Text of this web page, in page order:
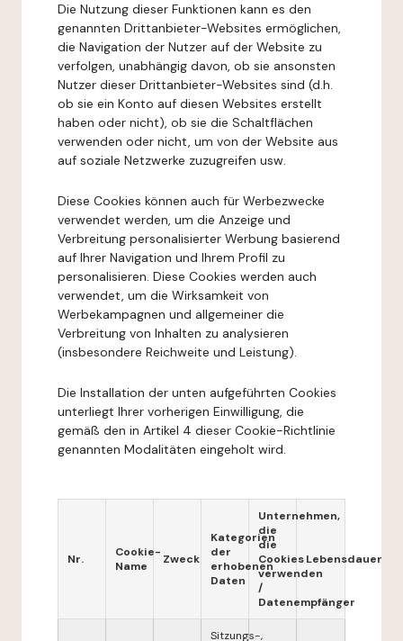
Die Nutzung dieser Funktionen kann es den
genannten Drittanbieter-Websites ermöglichen,
die Navigation der Nutzer auf der Website zu
verfolgen, unabhängig davon, ob sie ansonsten
Nutzer dieser Drittanbieter-Websites sind (d.h.
ob sie ein Konto auf diesen Websites erstellt
haben oder nicht), ob sie die Schaltflächen
verwenden oder nicht, um von der Website aus
auf soziale Netzwerke zuzugreifen usw.
Diese Cookies können auch für Werbezwecke
verwendet werden, um die Anzeige und
Verbreitung personalisierter Werbung basierend
auf Ihrer Navigation und Ihrem Profil zu
personalisieren. Diese Cookies werden auch
verwendet, um die Wirksamkeit von
Werbekampagnen und allgemeiner die
Verbreitung von Inhalten zu analysieren
(insbesondere Reichweite und Leistung).
Die Installation der unten aufgeführten Cookies
unterliegt Ihrer vorherigen Einwilligung, die
gemäß den in Artikel 4 dieser Cookie-Richtlinie
genannten Modalitäten eingeholt wird.
Nr.
Cookie-
Name
Zweck
Kategorien
der
erhobenen
Daten
Unternehmen,
die
die
Cookies
verwenden
/
Datenempfänger
Lebensdauer
Sitzungs-,